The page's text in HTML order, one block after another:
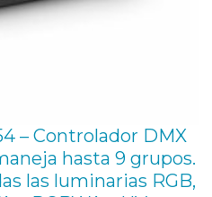
– Controlador DMX
hasta 9 grupos.
las luminarias RGB,